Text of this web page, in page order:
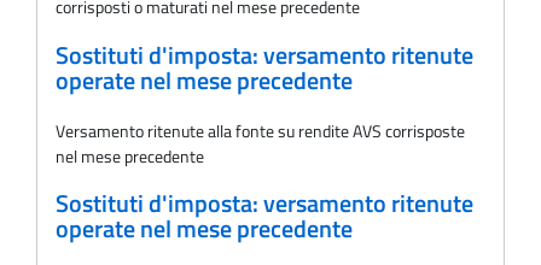
corrisposti o maturati nel mese precedente
Sostituti d'imposta: versamento ritenute
operate nel mese precedente
Versamento ritenute alla fonte su rendite AVS corrisposte
nel mese precedente
Sostituti d'imposta: versamento ritenute
operate nel mese precedente